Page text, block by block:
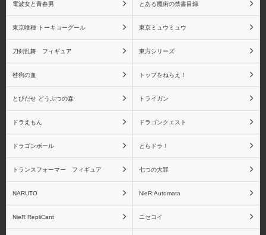
電波女と青春男 とある魔術の禁書目録
東京喰種 トーキョーグール 東京ミュウミュウ
刀剣乱舞 フィギュア 東方シリーズ
咎狗の血 トップをねらえ！
とびだせ どうぶつの森 トライガン
ドラえもん ドラゴンクエスト
ドラゴンボール とらドラ！
トランスフォーマー フィギュア 七つの大罪
NARUTO NieR:Automata
NieR RepliCant ニセコイ